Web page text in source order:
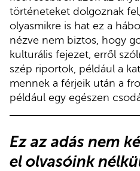
történeteket dolgoznak
olyasmikre is hat ez a
nézve nem biztos, hogy
kulturális fejezet, erről
szép riportok, például a
mennek a férjeik után a
például egy egészen
Ez az adás nem
el olvasóink